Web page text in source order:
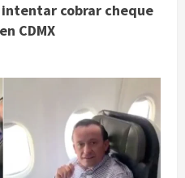
cobrar cheque
CDMX